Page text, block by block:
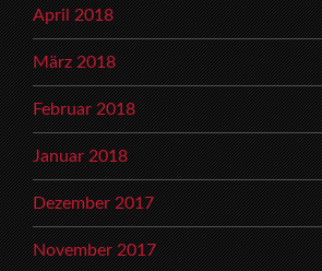
April 2018
März 2018
Februar 2018
Januar 2018
Dezember 2017
November 2017